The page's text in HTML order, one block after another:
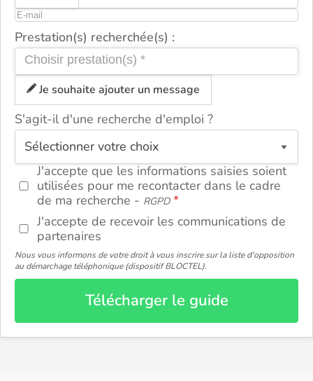
Prestation(s) recherchée(s) :
Je souhaite ajouter un message
S'agit-il d'une recherche d'emploi ?
J'accepte que les informations saisies soient
utilisées pour me recontacter dans le cadre
de ma recherche - RGPD
J'accepte de recevoir les communications de
partenaires
Nous vous informons de votre droit à vous inscrire sur la liste d'opposition
au démarchage téléphonique (dispositif BLOCTEL).
Télécharger le guide
ou